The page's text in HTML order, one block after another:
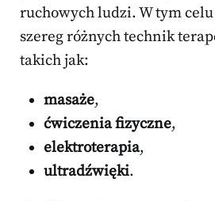
ruchowych ludzi. W tym
szereg różnych technik
takich jak:
masaże,
ćwiczenia fizyczne,
elektroterapia,
ultradźwięki.